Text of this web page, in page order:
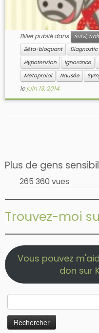
Billet publié dans Suivi,
Bêta-bloquant Diagnostic
Hypotension
Ignorance
Metoprolol
Nausée
lejuin 13, 2014
Plus de gens
265 360 vues
Trouvez-moi
Vous pouvez
don sur
Rechercher :